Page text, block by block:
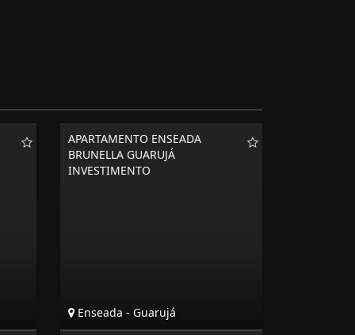
APARTAMENTO ENSEADA
BRUNELLA GUARUJÁ
INVESTIMENTO
Enseada - Guarujá